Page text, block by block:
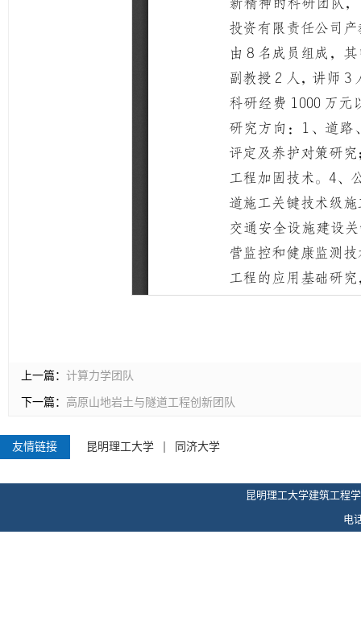
上一篇： 计算力学团队
下一篇： 高原山地岩土与隧道工程创新团队
友情链接 昆明理工大学 同济大学
昆明理工大学建筑工程
电